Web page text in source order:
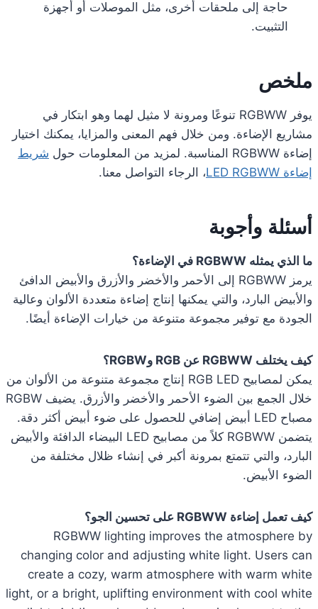
حاجة إلى ملحقات أخرى، مثل الموصلات أو أجهزة
التثبيت.
ملخص
يوفر RGBWW تنوعًا ومرونة لا مثيل لهما وهو ابتكار في
مشاريع الإضاءة. ومن خلال فهم المعنى والمزايا، يمكنك اختيار
إضاءة RGBWW المناسبة. لمزيد من المعلومات حول
شريط
إضاءة LED RGBWW
، الرجاء التواصل معنا.
أسئلة وأجوبة
ما الذي يمثله RGBWW في الإضاءة؟
يرمز RGBWW إلى الأحمر والأخضر والأزرق والأبيض الدافئ
والأبيض البارد، والتي يمكنها إنتاج إضاءة متعددة الألوان وعالية
الجودة مع توفير مجموعة متنوعة من خيارات الإضاءة أيضًا.
كيف يختلف RGBWW عن RGB وRGBW؟
يمكن لمصابيح RGB LED إنتاج مجموعة متنوعة من الألوان من
خلال الجمع بين الضوء الأحمر والأخضر والأزرق. يضيف RGBW
مصباح LED أبيض إضافي للحصول على ضوء أبيض أكثر دقة.
يتضمن RGBWW كلاً من مصابيح LED البيضاء الدافئة والأبيض
البارد، والتي تتمتع بمرونة أكبر في إنشاء ظلال مختلفة من
الضوء الأبيض.
كيف تعمل إضاءة RGBWW على تحسين الجو؟
RGBWW lighting improves the atmosphere by
changing color and adjusting white light. Users can
create a cozy, warm atmosphere with warm white
light, or a bright, uplifting environment with cool white